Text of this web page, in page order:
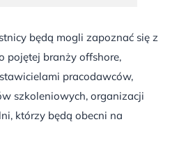
będą mogli zapoznać się z
pojętej branży offshore,
pracodawców,
szkoleniowych, organizacji
którzy będą obecni na